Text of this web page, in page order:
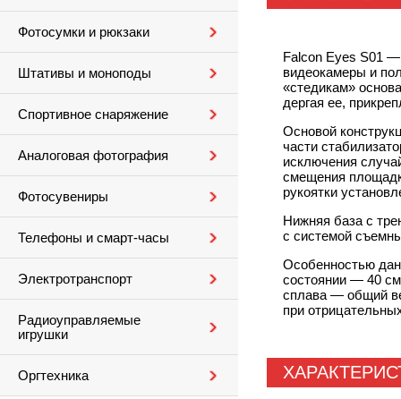
Фотосумки и рюкзаки
Штативы и моноподы
Спортивное снаряжение
Аналоговая фотография
Фотосувениры
Телефоны и смарт-часы
Электротранспорт
Радиоуправляемые
игрушки
Оргтехника
Falcon Eyes S01
видеокамеры и
«стедикам»
дергая ее,
Основой
части
исключения
смещения
рукоятки
Нижняя база с
с системой
Особенностью
состоянии — 40
сплава — общий
при